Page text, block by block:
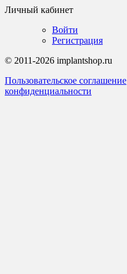
Личный кабинет
Войти
Регистрация
© 2011-2026 implantshop.ru
Пользовательское соглашение
конфиденциальности